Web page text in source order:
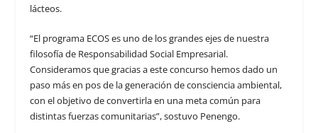
lácteos.
“El programa ECOS es uno de los grandes ejes de nuestra
filosofía de Responsabilidad Social Empresarial.
Consideramos que gracias a este concurso hemos dado un
paso más en pos de la generación de consciencia ambiental,
con el objetivo de convertirla en una meta común para
distintas fuerzas comunitarias”, sostuvo Penengo.